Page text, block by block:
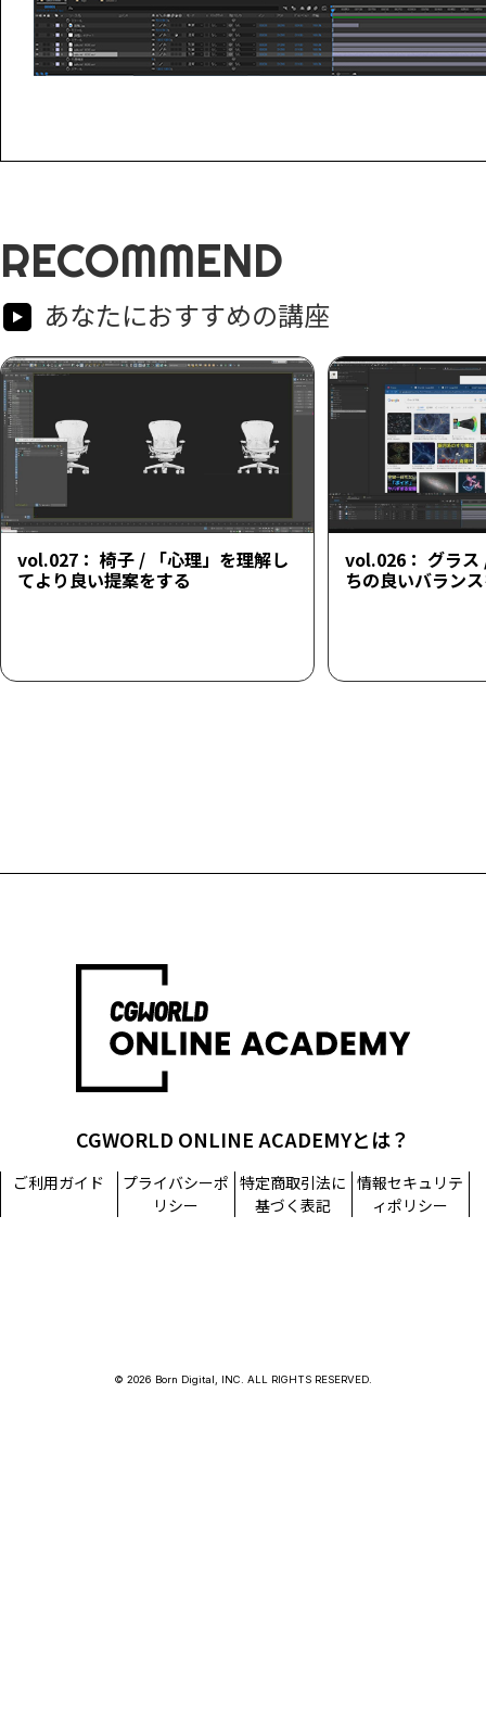
RECOMMEND
あなたにおすすめの講座
vol.027： 椅子 / 「心理」を理解し
てより良い提案をする
vol.026： グラス
ちの良いバラン
CGWORLD ONLINE ACADEMYとは？
ご利用ガイド
プライバシーポ
リシー
特定商取引法に
基づく表記
情報セキュリテ
ィポリシー
© 2026 Born Digital, INC. ALL RIGHTS RESERVED.